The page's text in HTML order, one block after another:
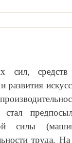
сил,
развития
стал
силы
труда.